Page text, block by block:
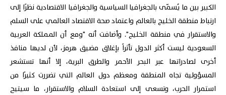
الكبير بين ما يُسمّى بالجغرافيا السياسية والجغرافيا الاقتصادية نظرًا إلى
ارتباط منطقة الخليج بالعالم واعتماد صحة الاقتصاد العالمي على السلم
والاستقرار في منطقة الخليج". وأضافت أنه "ومع أن المملكة العربية
السعودية ليست أكثر الدول تأثراً بإغلاق مضيق هرمز، لأن لديها منافذ
أخرى لصادراتها عبر البحر الأحمر والطرق البرية، إلا أنها تستشعر
المسؤولية تجاه المنطقة ومعظم دول العالم التي تضررت كثيرًا من
استمرار الحرب، وتسعى إلى استعادة السلام والاستقرار، ما سيتيح